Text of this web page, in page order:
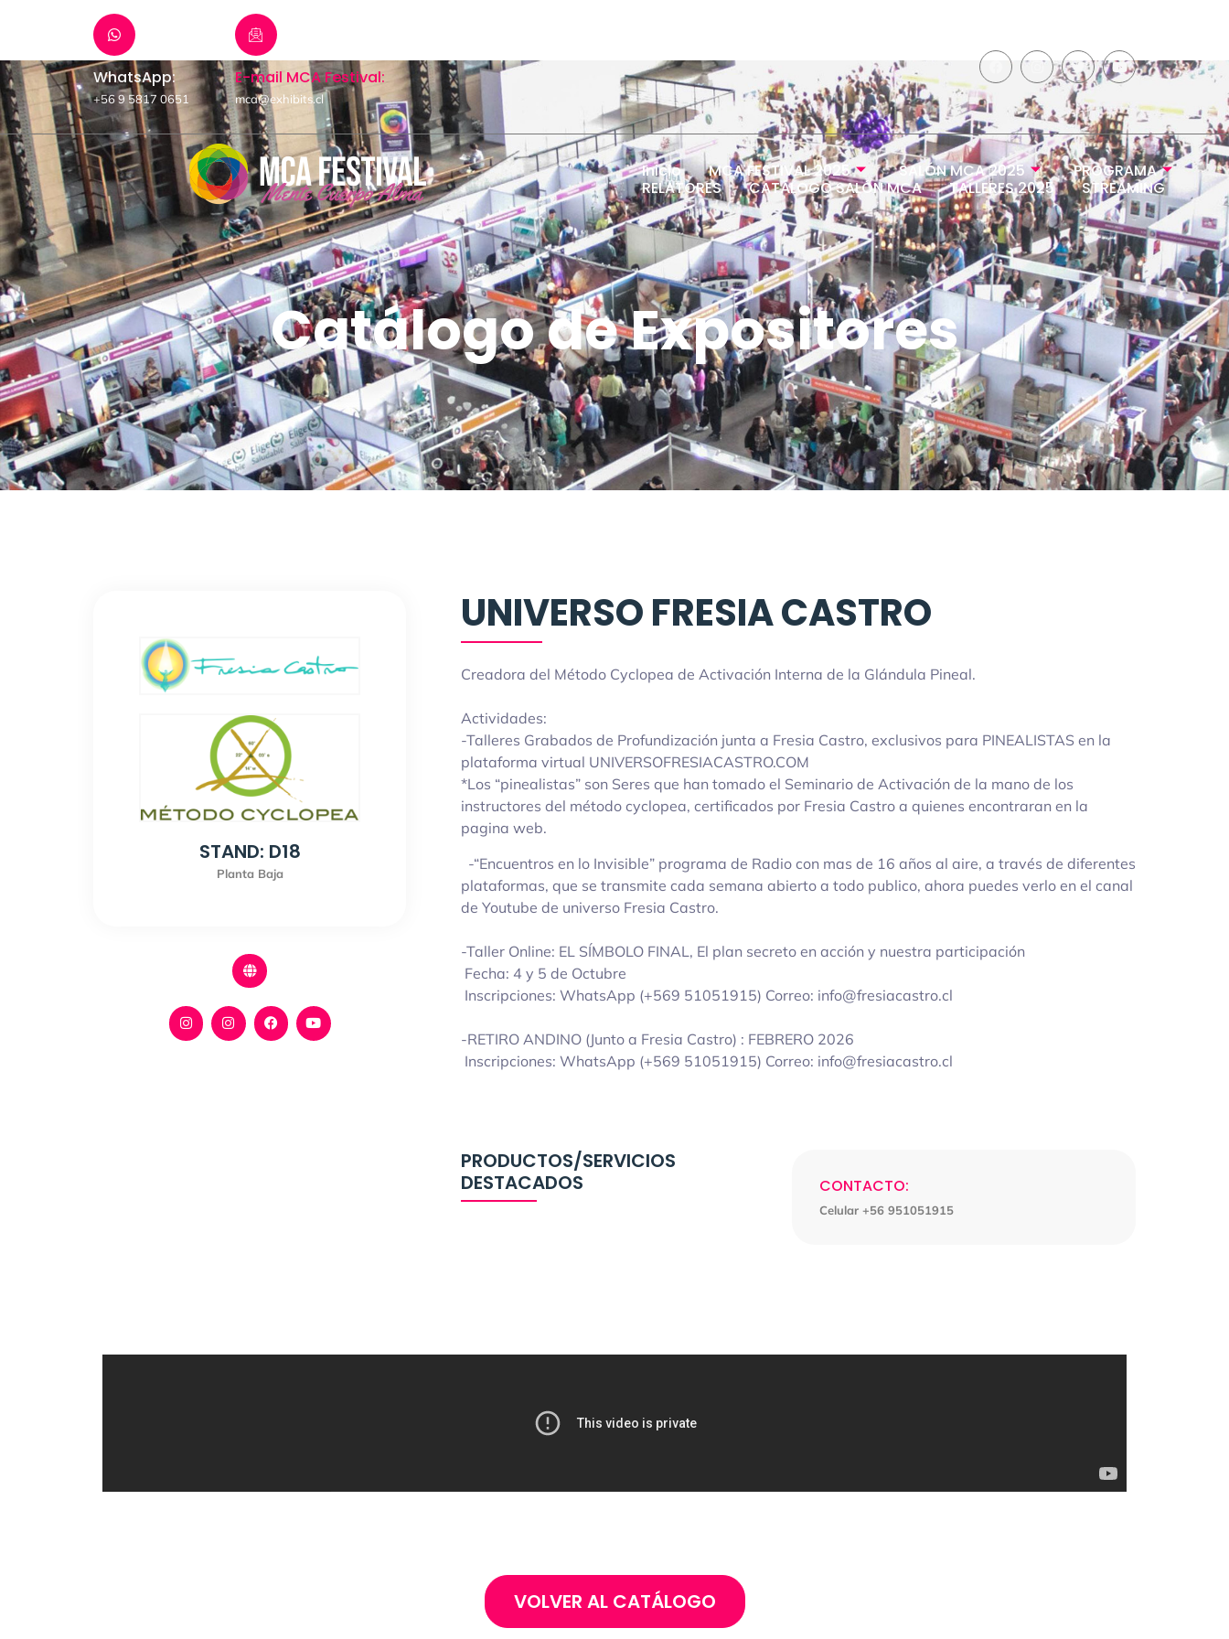
WhatsApp:
+56 9 5817 0651
E-mail MCA Festival:
mca@exhibits.cl
Inicio MCA FESTIVAL 2025 SALÓN MCA 2025
PROGRAMA
RELATORES
CATÁLOGO SALÓN MCA TALLERES 2025 STREAMING
Catálogo de Expositores
STAND: D18
Planta Baja
UNIVERSO FRESIA CASTRO
Creadora del Método Cyclopea de Activación Interna de la Glándula Pineal.
Actividades:
-Talleres Grabados de Profundización junta a Fresia Castro, exclusivos para PINEALISTAS en la
plataforma virtual UNIVERSOFRESIACASTRO.COM
*Los “pinealistas” son Seres que han tomado el Seminario de Activación de la mano de los
instructores del método cyclopea, certificados por Fresia Castro a quienes encontraran en la
pagina web.
-“Encuentros en lo Invisible” programa de Radio con mas de 16 años al aire, a través de diferentes
plataformas, que se transmite cada semana abierto a todo publico, ahora puedes verlo en el canal
de Youtube de universo Fresia Castro.
-Taller Online: EL SÍMBOLO FINAL, El plan secreto en acción y nuestra participación
Fecha: 4 y 5 de Octubre
Inscripciones: WhatsApp (+569 51051915) Correo: info@fresiacastro.cl
-RETIRO ANDINO (Junto a Fresia Castro) : FEBRERO 2026
Inscripciones: WhatsApp (+569 51051915) Correo: info@fresiacastro.cl
PRODUCTOS/SERVICIOS
DESTACADOS
CONTACTO:
Celular +56 951051915
VOLVER AL CATÁLOGO